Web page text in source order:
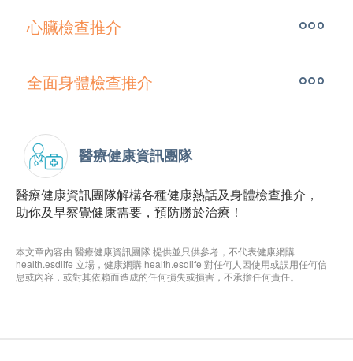
心臟檢查推介
全面身體檢查推介
醫療健康資訊團隊
醫療健康資訊團隊解構各種健康熱話及身體檢查推介，
助你及早察覺健康需要，預防勝於治療！
本文章內容由 醫療健康資訊團隊 提供並只供參考，不代表健康網購
health.esdlife 立場，健康網購 health.esdlife 對任何人因使用或誤用任何信
息或內容，或對其依賴而造成的任何損失或損害，不承擔任何責任。